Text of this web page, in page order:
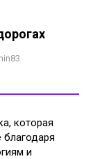
которая
и